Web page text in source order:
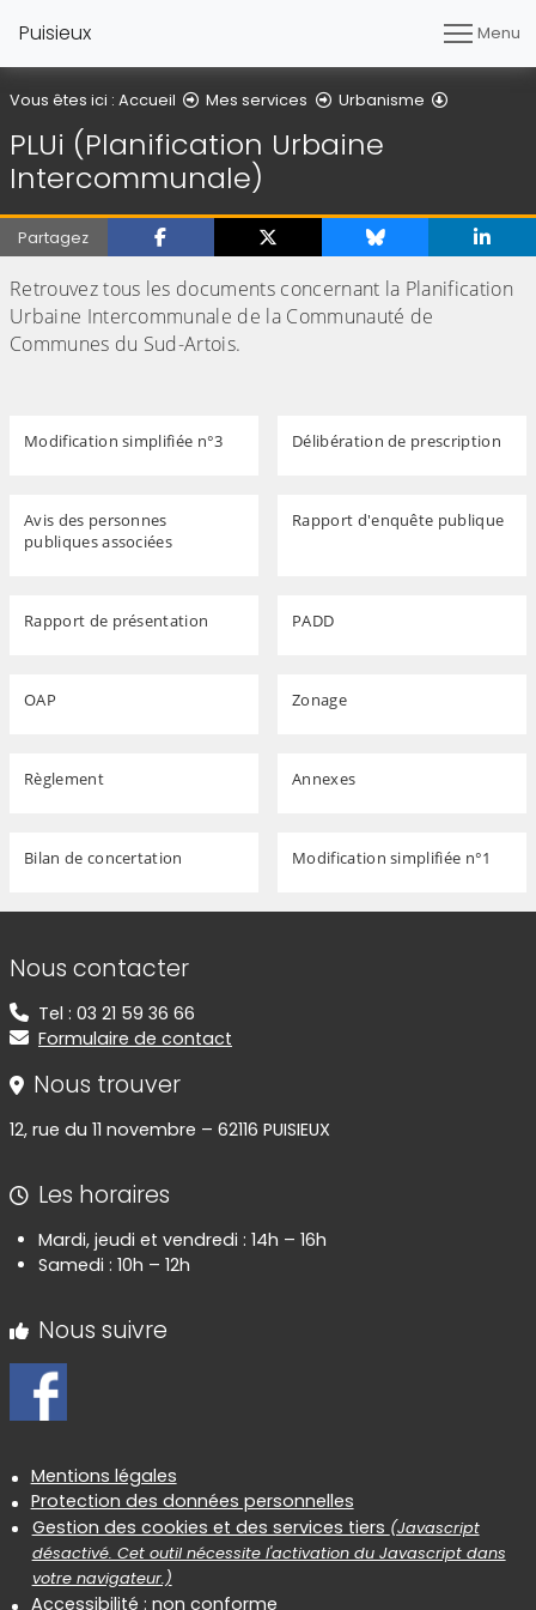
Puisieux Menu
Vous êtes ici : Accueil Mes services Urbanisme
PLUi (Planification Urbaine
Intercommunale)
Partagez
Retrouvez tous les documents concernant la Planification
Urbaine Intercommunale de la Communauté de
Communes du Sud-Artois.
Modification simplifiée n°3 Délibération de prescription
Avis des personnes
publiques associées
Rapport d'enquête publique
Rapport de présentation PADD
OAP Zonage
Règlement Annexes
Bilan de concertation Modification simplifiée n°1
Informations de contact
Nous contacter
Tel : 03 21 59 36 66
Formulaire de contact
Nous trouver
12, rue du 11 novembre – 62116 PUISIEUX
Les horaires
Mardi, jeudi et vendredi : 14h – 16h
Samedi : 10h – 12h
Nous suivre
Informations réglementaires
Mentions légales
Protection des données personnelles
Gestion des cookies et des services tiers (Javascript
désactivé. Cet outil nécessite l'activation du Javascript dans
votre navigateur.)
Accessibilité : non conforme